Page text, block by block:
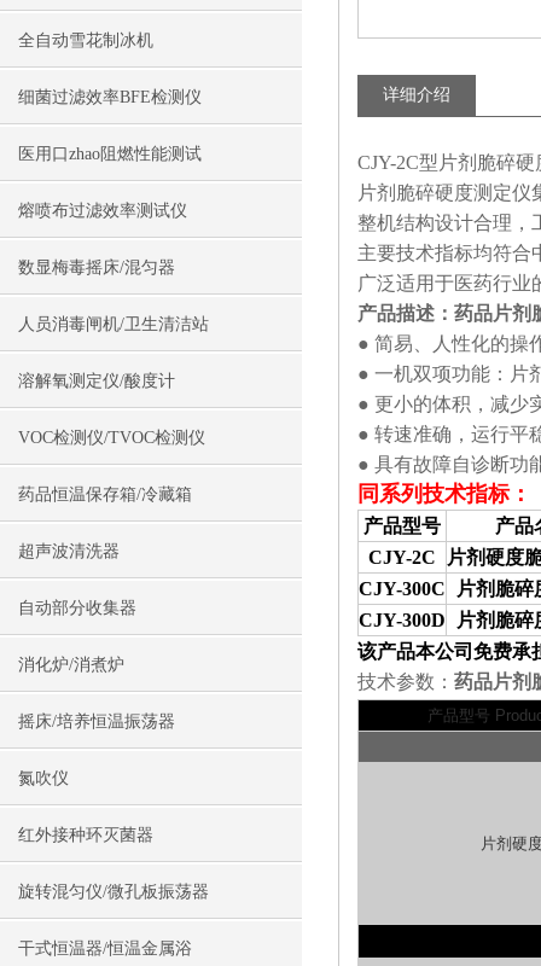
全自动雪花制冰机
细菌过滤效率BFE检测仪
医用口zhao阻燃性能测试
熔喷布过滤效率测试仪
数显梅毒摇床/混匀器
人员消毒闸机/卫生清洁站
溶解氧测定仪/酸度计
VOC检测仪/TVOC检测仪
药品恒温保存箱/冷藏箱
超声波清洗器
自动部分收集器
消化炉/消煮炉
摇床/培养恒温振荡器
氮吹仪
红外接种环灭菌器
旋转混匀仪/微孔板振荡器
干式恒温器/恒温金属浴
详细介绍
CJY-2C型片剂脆碎
片剂脆碎硬度测定
整机结构设计合理，
主要技术指标均符合
广泛适用于医药行业
产品描述： 药品片剂
● 简易、人性化的操
● 一机双项功能：片
● 更小的体积，减少
● 转速准确，运行平
● 具有故障自诊断功
同系列技术指标：
产品型号
产品
CJY-2C
片剂硬度
CJY-300C
片剂脆碎
CJY-300D
片剂脆碎
该产品本公司免费承
技术参数： 药品片剂
产品型号
片剂硬